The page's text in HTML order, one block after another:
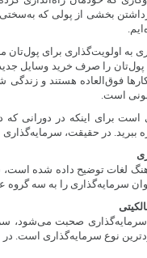
بخشی از پولی که به‌سختی
به اولویت‌گذاری برای
پول‌تان را صرف خرید وسایل
فوق‌العاده هستند و
است.
برای اینکه در دورانی که
ببرید. در حقیقت،
لغات توضیح داده شده است،
سرمایه‌گذاری را به سه گروه
سرمایه‌گذاری صحبت می‌شود،
نوع سرمایه‌گذاری است. در